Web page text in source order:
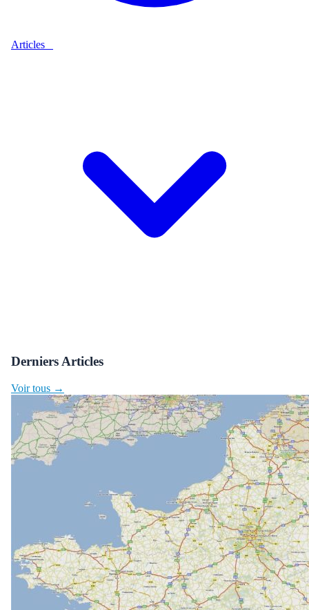
Articles
Derniers Articles
Voir tous →